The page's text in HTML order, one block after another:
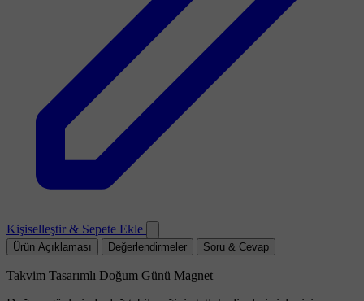
Kişiselleştir & Sepete Ekle
Ürün Açıklaması Değerlendirmeler Soru & Cevap
Takvim Tasarımlı Doğum Günü Magnet